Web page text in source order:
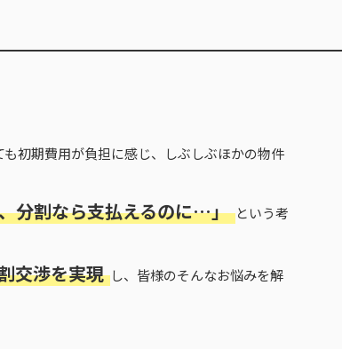
初期費用が負担に感じ、しぶしぶほかの物件
分割なら支払えるのに…」 という考
交渉を実現 し、皆様のそんなお悩みを解